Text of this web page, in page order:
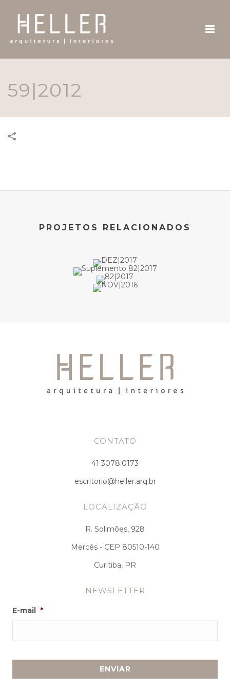
59|2012
PROJETOS RELACIONADOS
CONTATO
41 3078.0173
escritorio@heller.arq.br
LOCALIZAÇÃO
R. Solimões, 928
Mercês - CEP 80510-140
Curitiba, PR
NEWSLETTER
E-mail *